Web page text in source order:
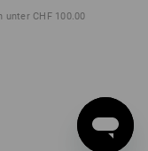
unter CHF 100.00